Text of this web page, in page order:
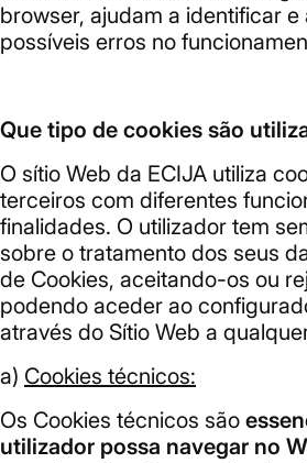
browser, ajudam a identificar e
possíveis erros no
Que tipo de cookies são
O sítio Web da ECIJA utiliza
terceiros com diferentes
finalidades. O utilizador tem
sobre o tratamento dos seus
de Cookies, aceitando-os ou
podendo aceder ao
através do Sítio Web a
a) Cookies técnicos:
Os Cookies técnicos são
utilizador possa navegar no